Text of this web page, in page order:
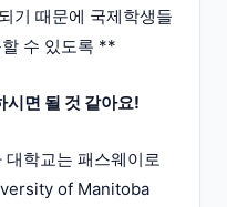
기 때문에 국제학생들
수 있도록 **
시면 될 것 같아요!
학교는 패스웨이로
of Manitoba